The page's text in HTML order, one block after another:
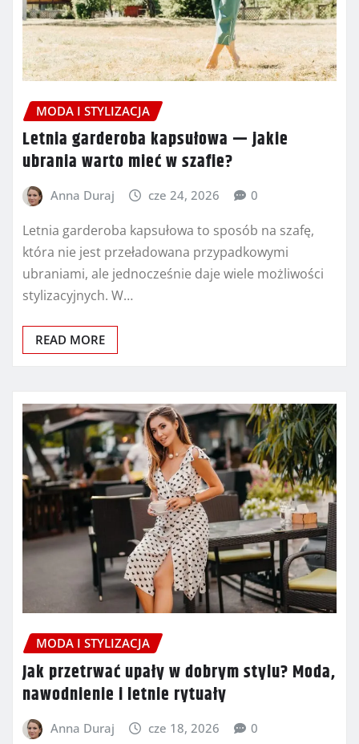
MODA I STYLIZACJA
Letnia garderoba kapsułowa — jakie
ubrania warto mieć w szafie?
Anna Duraj cze 24, 2026 0
Letnia garderoba kapsułowa to sposób na szafę,
która nie jest przeładowana przypadkowymi
ubraniami, ale jednocześnie daje wiele możliwości
stylizacyjnych. W…
READ MORE
MODA I STYLIZACJA
Jak przetrwać upały w dobrym stylu? Moda,
nawodnienie i letnie rytuały
Anna Duraj cze 18, 2026 0